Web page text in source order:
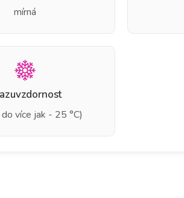
mírná
více jak - 25 °C)